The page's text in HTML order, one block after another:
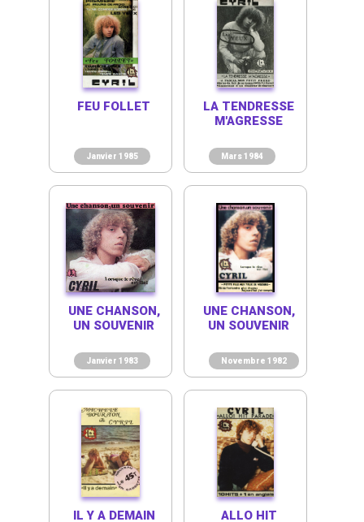
Janvier 1985
FEU FOLLET
Mars 1984
LA TENDRESSE
M'AGRESSE
Janvier 1983
UNE CHANSON,
UN SOUVENIR
Novembre 1982
UNE CHANSON,
UN SOUVENIR
IL Y A DEMAIN ALLO HIT